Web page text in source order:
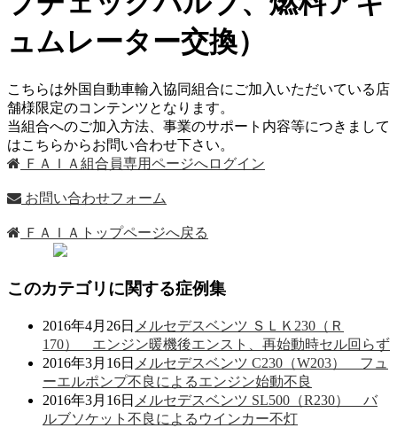
ュムレーター交換）
こちらは外国自動車輸入協同組合にご加入いただいている店
舗様限定のコンテンツとなります。
当組合へのご加入方法、事業のサポート内容等につきまして
はこちらからお問い合わせ下さい。
ＦＡＩＡ組合員専用ページへログイン
お問い合わせフォーム
ＦＡＩＡトップページへ戻る
このカテゴリに関する症例集
2016年4月26日 メルセデスベンツ ＳＬＫ230（Ｒ
170） エンジン暖機後エンスト、再始動時セル回らず
2016年3月16日 メルセデスベンツ C230（W203） フュ
ーエルポンプ不良によるエンジン始動不良
2016年3月16日 メルセデスベンツ SL500（R230） バ
ルブソケット不良によるウインカー不灯